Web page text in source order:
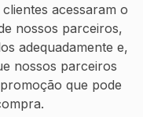
acessaram o
nossos parceiros,
adequadamente e,
nossos parceiros
que pode